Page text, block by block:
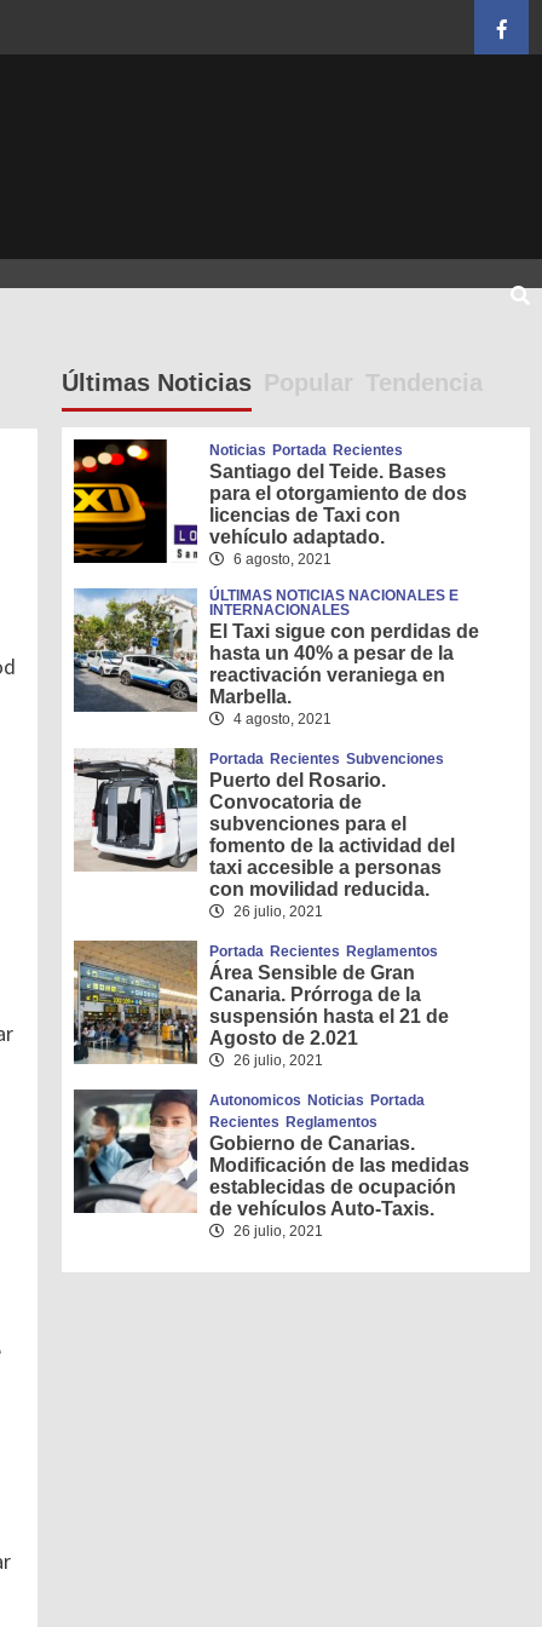
Últimas Noticias Popular Tendencia
Noticias Portada Recientes
Santiago del Teide. Bases
para el otorgamiento de dos
licencias de Taxi con
vehículo adaptado.
6 agosto, 2021
ÚLTIMAS NOTICIAS NACIONALES E
INTERNACIONALES
El Taxi sigue con perdidas de
hasta un 40% a pesar de la
reactivación veraniega en
Marbella.
4 agosto, 2021
Portada Recientes Subvenciones
Puerto del Rosario.
Convocatoria de
subvenciones para el
fomento de la actividad del
taxi accesible a personas
con movilidad reducida.
26 julio, 2021
Portada Recientes Reglamentos
Área Sensible de Gran
Canaria. Prórroga de la
suspensión hasta el 21 de
Agosto de 2.021
26 julio, 2021
Autonomicos Noticias Portada
Recientes Reglamentos
Gobierno de Canarias.
Modificación de las medidas
establecidas de ocupación
de vehículos Auto-Taxis.
26 julio, 2021